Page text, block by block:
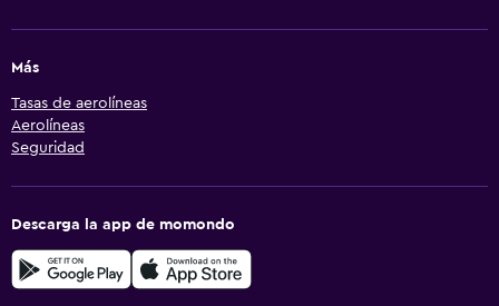
Más
Tasas de aerolíneas
Aerolíneas
Seguridad
Descarga la app de momondo